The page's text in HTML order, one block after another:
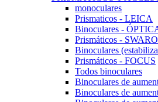
monoculares
Prismaticos - LEICA
Binoculares -
Prismáticos -
Binoculares
Prismáticos - FOCUS
Todos binoculares
Binoculares de
Binoculares de